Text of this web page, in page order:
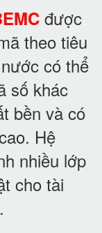
được
theo tiêu
có thể
số khác
bền và có
Hệ
nhiều lớp
cho tài